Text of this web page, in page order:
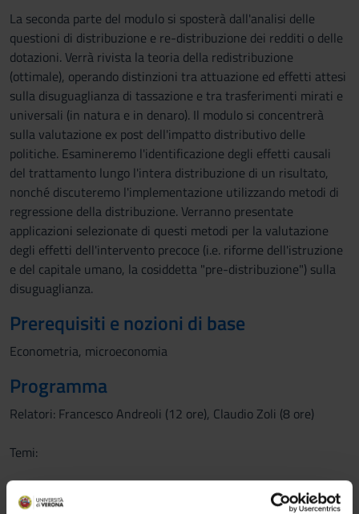
La seconda parte del modulo si sposterà dall'analisi delle
questioni di distribuzione e re-distribuzione dei redditi o delle
dotazioni. Verrà rivista la teoria della redistribuzione
(ottimale), operando distinzioni tra attuazione ed effetti attesi
sulla disuguaglianza di tassazione e tra trasferimenti mirati e
universali (in natura e in denaro). Il modulo si concentrerà
sulla valutazione ex post dell'impatto distributivo delle
politiche. Esamineremo l'identificazione degli effetti causali
del trattamento lungo l'intera distribuzione di un risultato,
nonché discuteremo l'implementazione utilizzando metodi di
regressione della distribuzione. Verranno presentate
applicazioni selezionate di questi metodi per la valutazione
degli effetti dell'intervento precoce (i.e. riforme dell'istruzione
e del capitale umano, la cosiddetta "pre-distribuzione") sulla
disuguaglianza.
Prerequisiti e nozioni di base
Econometria, microeconomia
Programma
Relatori: Francesco Andreoli (12 ore), Claudio Zoli (8 ore)
Temi:
1) FA: Disuguaglianza di cosa? Questa lezione introduce
relativi alle disuguaglianze di reddito (variabile cardinale), di